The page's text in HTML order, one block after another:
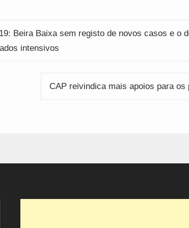
Beira Baixa sem registo de novos casos e o
intensivos
CAP reivindica mais apoios para